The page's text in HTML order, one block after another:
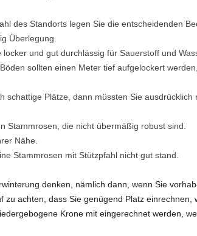
des Standorts legen Sie die entscheidenden
Überlegung.
und gut durchlässig für Sauerstoff und
sollten einen Meter tief aufgelockert
Plätze, dann müssten Sie ausdrücklich
Stammrosen, die nicht übermäßig robust sind.
Nähe.
Stammrosen mit Stützpfahl nicht gut stand.
denken, nämlich dann, wenn Sie
achten, dass Sie genügend Platz einrechnen,
Krone mit eingerechnet werden,